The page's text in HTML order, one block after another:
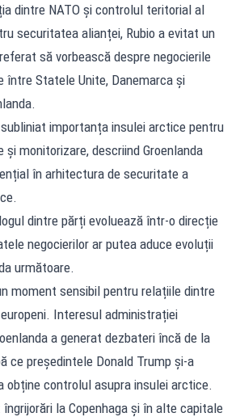
dintre NATO și controlul teritorial al
securitatea alianței, Rubio a evitat un
să vorbească despre negocierile
între Statele Unite, Danemarca și
importanța insulei arctice pentru
și monitorizare, descriind Groenlanda
în arhitectura de securitate a
dintre părți evoluează într-o direcție
negocierilor ar putea aduce evoluții
următoare.
moment sensibil pentru relațiile dintre
Interesul administrației
a generat dezbateri încă de la
ce președintele Donald Trump și-a
obține controlul asupra insulei arctice.
la Copenhaga și în alte capitale